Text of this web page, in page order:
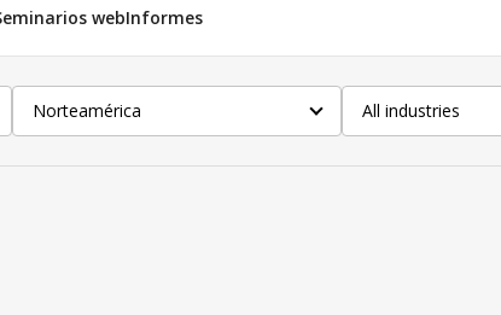
webInformes
Norteamérica All industries